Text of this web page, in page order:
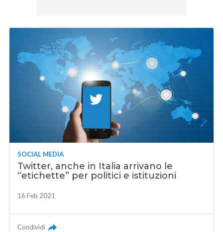
SOCIAL MEDIA
Twitter, anche in Italia arrivano le
“etichette” per politici e istituzioni
16 Feb 2021
Condividi